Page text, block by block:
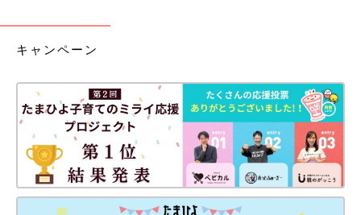
成内容や対象年齢は自治体によってさまざまですが、年々、助成
に加入させて、医療費助成の手続きを行いましょう。
手続きはどうやるの？
妊娠中、住んでいる自治体の助成内容や手続き方法をチェック
出産後、役所で出生届 を提出したら、マイナンバーが付番された
住民票を取得しましょう。マイナンバーがわかっていると、その
後の手続きもスムーズになります。
キャンペーン